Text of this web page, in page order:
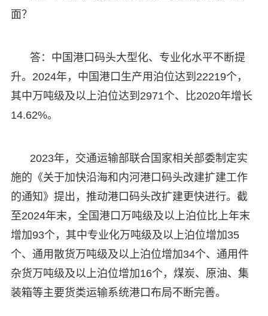
面？
答：中国港口码头大型化、专业化水平不断提
升。2024年，中国港口生产用泊位达到22219个，
其中万吨级及以上泊位达到2971个、比2020年增长
14.62%。
2023年，交通运输部联合国家相关部委制定实
施的《关于加快沿海和内河港口码头改建扩建工作
的通知》提出，推动港口码头改扩建更快进行。截
至2024年末，全国港口万吨级及以上泊位比上年末
增加93个，其中专业化万吨级及以上泊位增加35
个、通用散货万吨级及以上泊位增加34个、通用件
杂货万吨级及以上泊位增加16个，煤炭、原油、集
装箱等主要货类运输系统港口布局不断完善。